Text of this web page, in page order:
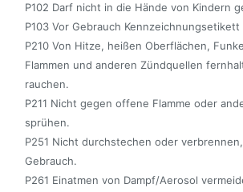
P102 Darf nicht in die Hände von Kindern
P103 Vor Gebrauch Kennzeichnungsetikett
P210 Von Hitze, heißen Oberflächen,
Flammen und anderen Zündquellen
rauchen.
P211 Nicht gegen offene Flamme oder
sprühen.
P251 Nicht durchstechen oder
Gebrauch.
P261 Einatmen von Dampf/Aerosol